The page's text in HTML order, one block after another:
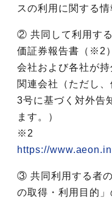
スの利用に関する情
② 共同して利用す
価証券報告書（※2
会社および各社が
関連会社（ただし
3号に基づく対外告
ます。）
※2
https://
③ 共同利用する者
の取得・利用目的